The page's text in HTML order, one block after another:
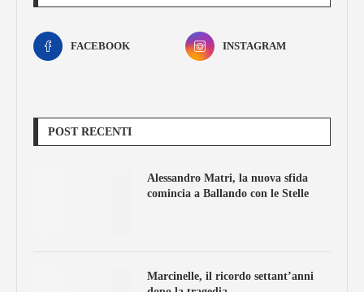
FACEBOOK INSTAGRAM
POST RECENTI
Alessandro Matri, la nuova sfida
comincia a Ballando con le Stelle
Marcinelle, il ricordo settant’anni